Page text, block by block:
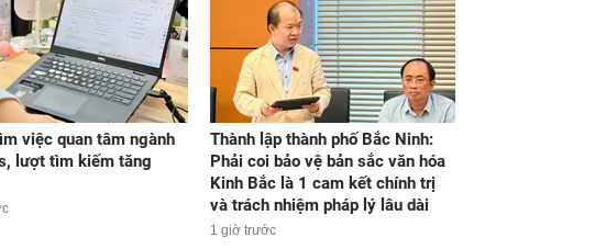
việc quan tâm ngành
lượt tìm kiếm tăng
Thành lập thành phố Bắc Ninh:
Phải coi bảo vệ bản sắc văn hóa
Kinh Bắc là 1 cam kết chính trị
và trách nhiệm pháp lý lâu dài
1 giờ trước